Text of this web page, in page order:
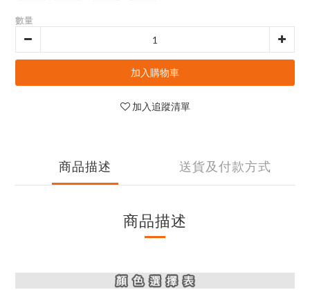
數量
加入購物車
加入追蹤清單
商品描述 送貨及付款方式
商品描述